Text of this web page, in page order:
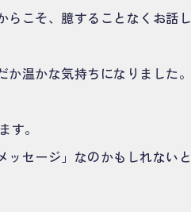
らこそ、臆することなくお話し
温かな気持ちになりました。
す。
ッセージ」なのかもしれないと